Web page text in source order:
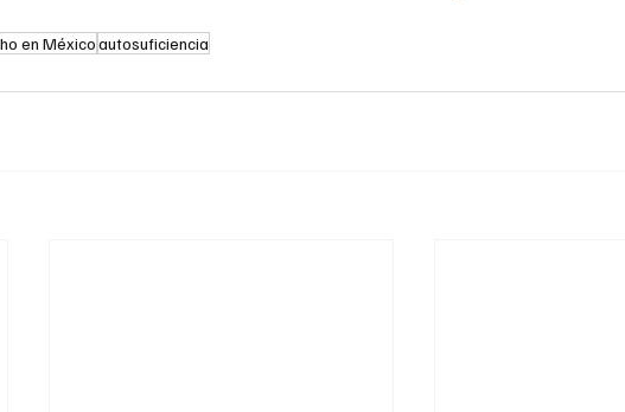
en Méxicoautosuficiencia